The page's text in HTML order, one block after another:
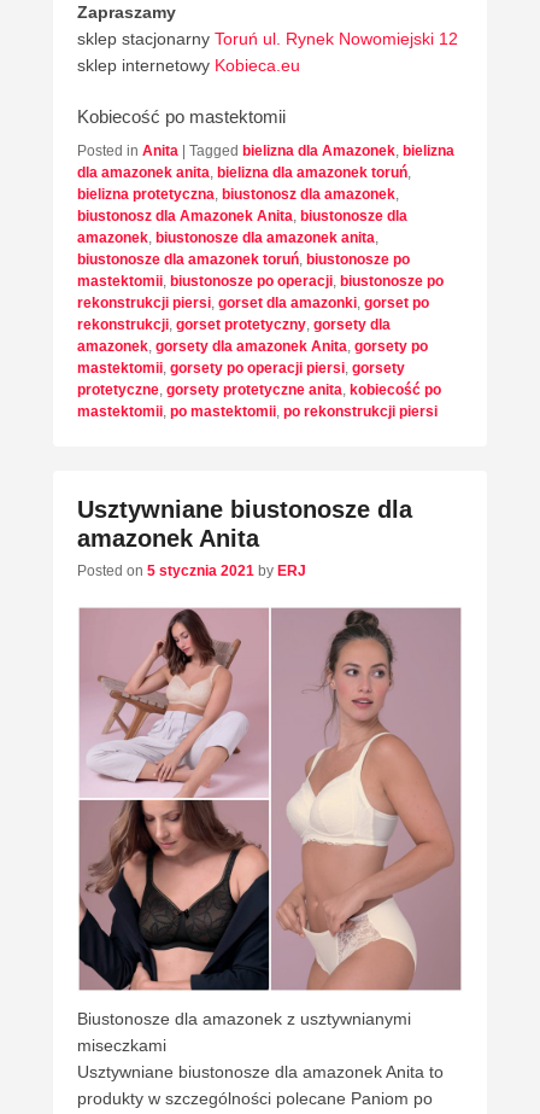
Zapraszamy
sklep stacjonarny Toruń ul. Rynek Nowomiejski 12
sklep internetowy Kobieca.eu
Kobiecość po mastektomii
Posted in Anita Tagged bielizna dla Amazonek, bielizna
dla amazonek anita, bielizna dla amazonek toruń,
bielizna protetyczna, biustonosz dla amazonek,
biustonosz dla Amazonek Anita, biustonosze dla
amazonek, biustonosze dla amazonek anita,
biustonosze dla amazonek toruń, biustonosze po
mastektomii, biustonosze po operacji, biustonosze po
rekonstrukcji piersi, gorset dla amazonki, gorset po
rekonstrukcji, gorset protetyczny, gorsety dla
amazonek, gorsety dla amazonek Anita, gorsety po
mastektomii, gorsety po operacji piersi, gorsety
protetyczne, gorsety protetyczne anita, kobiecość po
mastektomii, po mastektomii, po rekonstrukcji piersi
Usztywniane biustonosze dla
amazonek Anita
Posted on 5 stycznia 2021 by ERJ
Biustonosze dla amazonek z usztywnianymi
miseczkami
Usztywniane biustonosze dla amazonek Anita to
produkty w szczególności polecane Paniom po